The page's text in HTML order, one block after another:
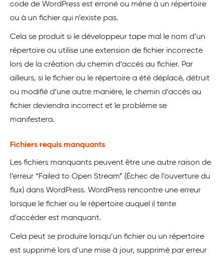
code de WordPress est erroné ou mène à un répertoire
ou à un fichier qui n’existe pas.
Cela se produit si le développeur tape mal le nom d’un
répertoire ou utilise une extension de fichier incorrecte
lors de la création du chemin d’accès au fichier. Par
ailleurs, si le fichier ou le répertoire a été déplacé, détruit
ou modifié d’une autre manière, le chemin d’accès au
fichier deviendra incorrect et le problème se
manifestera.
Fichiers requis manquants
Les fichiers manquants peuvent être une autre raison de
l’erreur “Failed to Open Stream” (Échec de l’ouverture du
flux) dans WordPress. WordPress rencontre une erreur
lorsque le fichier ou le répertoire auquel il tente
d’accéder est manquant.
Cela peut se produire lorsqu’un fichier ou un répertoire
est supprimé lors d’une mise à jour, supprimé par erreur